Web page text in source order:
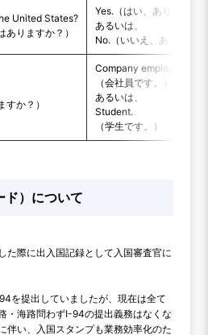
United States?
ありますか？）
Yes.（はい、あります。
あるいは、
No.（いいえ、ありませ
すか？）
Company employee.
（会社員です。）
あるいは、
Student.
（学生です。）
）について
た際に出入国記録として入国審査官に
を提出していましたが、現在は全て
・海路問わずI-94の提出義務はなくな
伴い、入国スタンプも業務効率化のた